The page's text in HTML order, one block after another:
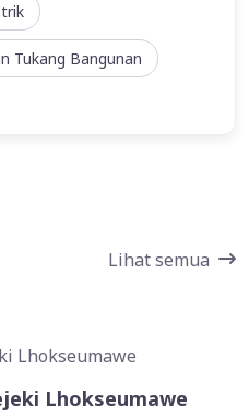
Tukang Bangunan
Lihat semua
Lhokseumawe